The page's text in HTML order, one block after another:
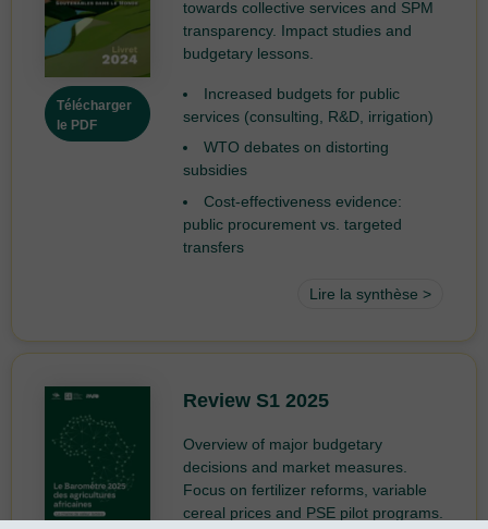
Télécharger
le PDF
towards collective services and SPM
transparency. Impact studies and
budgetary lessons.
Increased budgets for public
services (consulting, R&D, irrigation)
WTO debates on distorting
subsidies
Cost-effectiveness evidence:
public procurement vs. targeted
transfers
Lire la synthèse >
Review S1 2025
Overview of major budgetary
decisions and market measures.
Focus on fertilizer reforms, variable
cereal prices and PSE pilot programs.